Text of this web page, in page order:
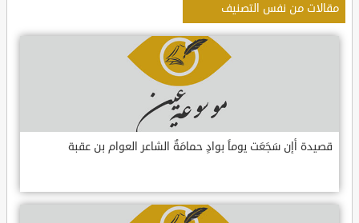
مقالات من نفس التصنيف
قصيدة أإن سَجَعَت يوماً بوادٍ حمامَةٌ الشاعر العوام بن عقبة